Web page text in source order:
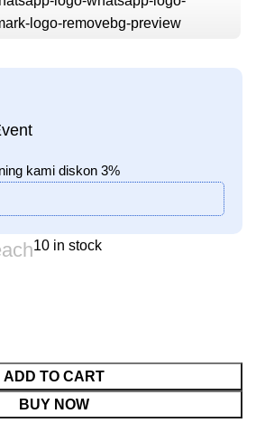
kami diskon 3%
10 in stock
ADD TO CART
BUY NOW